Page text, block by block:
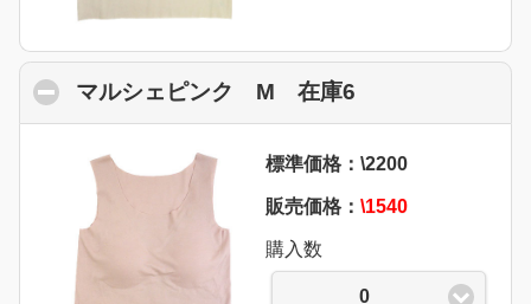
マルシェピンク M 在庫6
標準価格：\2200
販売価格： \1540
購入数
0